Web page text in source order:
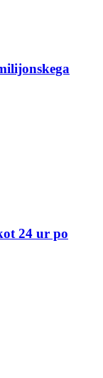
24 ur po